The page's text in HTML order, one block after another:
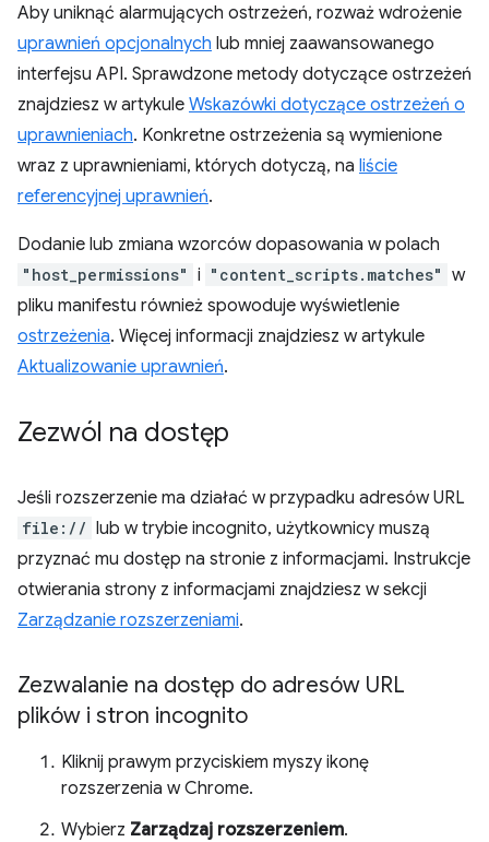
Aby uniknąć alarmujących ostrzeżeń, rozważ wdrożenie
uprawnień opcjonalnych lub mniej zaawansowanego
interfejsu API. Sprawdzone metody dotyczące ostrzeżeń
znajdziesz w artykule Wskazówki dotyczące ostrzeżeń o
uprawnieniach. Konkretne ostrzeżenia są wymienione
wraz z uprawnieniami, których dotyczą, na liście
referencyjnej uprawnień.
Dodanie lub zmiana wzorców dopasowania w polach
"host_permissions" i "content_scripts.matches" w
pliku manifestu również spowoduje wyświetlenie
ostrzeżenia. Więcej informacji znajdziesz w artykule
Aktualizowanie uprawnień.
Zezwól na dostęp
Jeśli rozszerzenie ma działać w przypadku adresów URL
file:// lub w trybie incognito, użytkownicy muszą
przyznać mu dostęp na stronie z informacjami. Instrukcje
otwierania strony z informacjami znajdziesz w sekcji
Zarządzanie rozszerzeniami.
Zezwalanie na dostęp do adresów URL
plików i stron incognito
Kliknij prawym przyciskiem myszy ikonę
rozszerzenia w Chrome.
Wybierz Zarządzaj rozszerzeniem.